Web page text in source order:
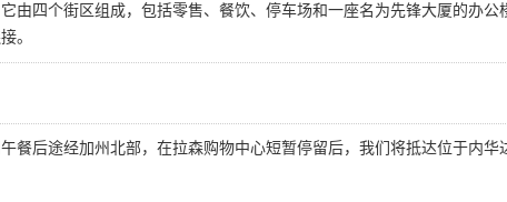
由四个街区组成，包括零售、餐饮、停车场和一座名为先锋大厦的办公
。
餐后途经加州北部，在拉森购物中心短暂停留后，我们将抵达位于内华